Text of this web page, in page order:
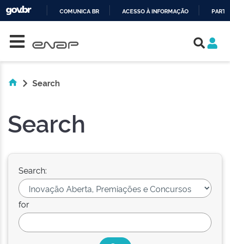
COMUNICA BR ACESSO À INFORMAÇÃO
Search
Search
Search:
for